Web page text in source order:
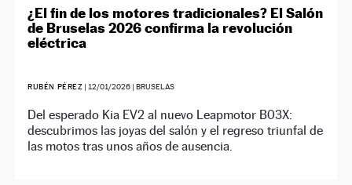
¿El fin de los motores tradicionales? El Salón
de Bruselas 2026 confirma la revolución
eléctrica
RUBÉN PÉREZ | 12/01/2026 | BRUSELAS
Del esperado Kia EV2 al nuevo Leapmotor B03X:
descubrimos las joyas del salón y el regreso triunfal de
las motos tras unos años de ausencia.